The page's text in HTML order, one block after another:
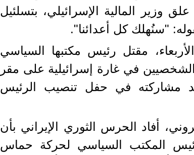
وزير المالية الإسرائيلي، بتسلئيل
"سنُهلك كل أعدائنا".
مقتل رئيس مكتبها السياسي
في غارة إسرائيلية على مقر
مشاركته في حفل تنصيب الرئيس
أفاد الحرس الثوري الإيراني بأن
المكتب السياسي لحركة حماس